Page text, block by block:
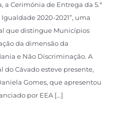
a Cerimónia de Entrega da 5.ª
2020-2021”, uma
que distingue Municípios
da dimensão da
e Não Discriminação. A
Cávado esteve presente,
Gomes, que apresentou
por EEA [...]